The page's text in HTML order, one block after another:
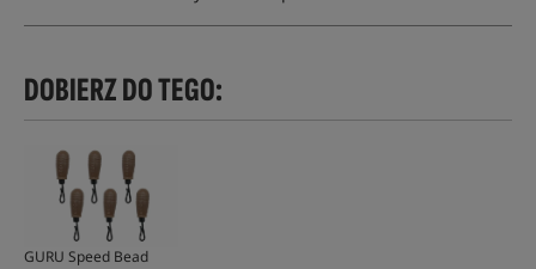
DOBIERZ DO TEGO:
GURU Speed Bead